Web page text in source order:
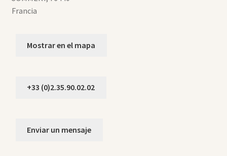
Francia
Mostrar en el mapa
+33 (0)2.35.90.02.02
Enviar un mensaje